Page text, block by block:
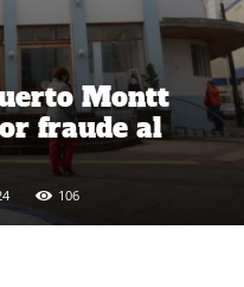
Montt
fraude al
106